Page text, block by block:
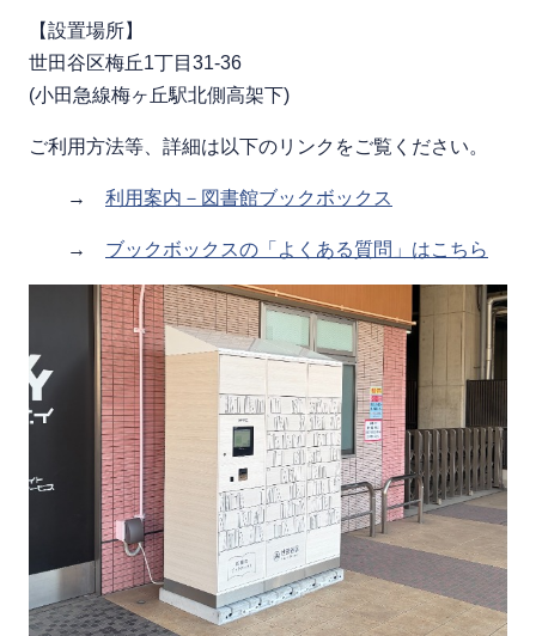
【設置場所】
世田谷区梅丘1丁目31-36
(小田急線梅ヶ丘駅北側高架下)
ご利用方法等、詳細は以下のリンクをご覧ください。
→ 利用案内－図書館ブックボックス
→ ブックボックスの「よくある質問」はこちら